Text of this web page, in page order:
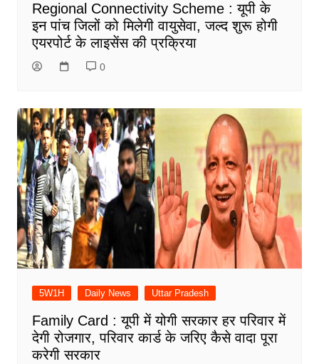
Regional Connectivity Scheme : यूपी के
इन पांच जिलों को मिलेगी वायुसेवा, जल्द शुरू होगी
एयरपोर्ट के लाइसेंस की प्रक्रिया
0
5W1H Daily News Uttar Pradesh
Family Card : यूपी में योगी सरकार हर परिवार में
देगी रोजगार, परिवार कार्ड के जरिए कैसे वादा पूरा
करेगी सरकार